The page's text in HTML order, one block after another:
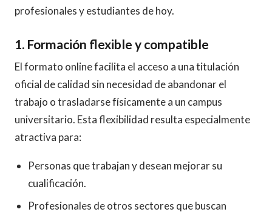
profesionales y estudiantes de hoy.
1. Formación flexible y compatible
El formato online facilita el acceso a una titulación
oficial de calidad sin necesidad de abandonar el
trabajo o trasladarse físicamente a un campus
universitario. Esta flexibilidad resulta especialmente
atractiva para:
Personas que trabajan y desean mejorar su
cualificación.
Profesionales de otros sectores que buscan